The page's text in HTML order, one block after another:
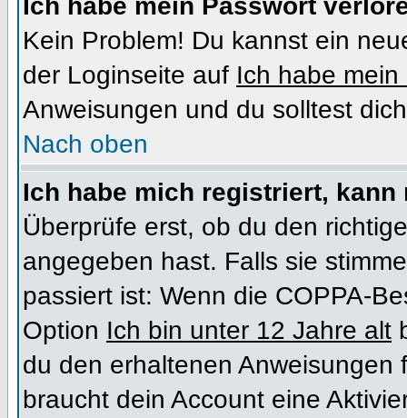
Kein Problem! Du kannst ein
der Loginseite auf Ich habe
Anweisungen und du solltest
Nach oben
Ich habe mich registriert,
Überprüfe erst, ob du den
angegeben hast. Falls sie
passiert ist: Wenn die COPPA-
Option Ich bin unter 12 Jahre alt
du den erhaltenen
braucht dein Account eine